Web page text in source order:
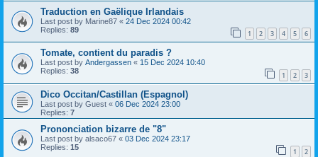
Traduction en Gaëlique Irlandais
Last post by Marine87 « 24 Dec 2024 00:42
Replies: 89 1 2 3 4 5 6
Tomate, contient du paradis ?
Last post by Andergassen « 15 Dec 2024 10:40
Replies: 38 1 2 3
Dico Occitan/Castillan (Espagnol)
Last post by Guest « 06 Dec 2024 23:00
Replies: 7
Prononciation bizarre de "8"
Last post by alsaco67 « 03 Dec 2024 23:17
Replies: 15 1 2